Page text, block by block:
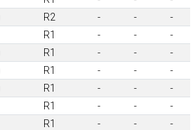
R2 - -
-
R1 - -
-
R1 - -
-
R1 - -
-
R1 - -
-
R1 - -
-
R1 - -
-